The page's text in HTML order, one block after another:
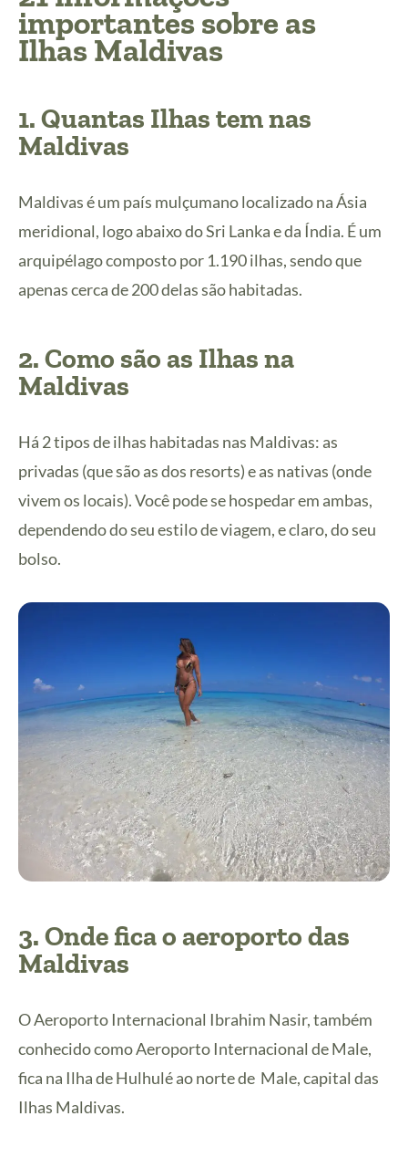
importantes sobre as
Ilhas Maldivas
1. Quantas Ilhas tem nas
Maldivas
Maldivas é um país mulçumano localizado na Ásia
meridional, logo abaixo do Sri Lanka e da Índia. É um
arquipélago composto por 1.190 ilhas, sendo que
apenas cerca de 200 delas são habitadas.
2. Como são as Ilhas na
Maldivas
Há 2 tipos de ilhas habitadas nas Maldivas: as
privadas (que são as dos resorts) e as nativas (onde
vivem os locais). Você pode se hospedar em ambas,
dependendo do seu estilo de viagem, e claro, do seu
bolso.
3. Onde fica o aeroporto das
Maldivas
O Aeroporto Internacional Ibrahim Nasir, também
conhecido como Aeroporto Internacional de Male,
fica na Ilha de Hulhulé ao norte de Male, capital das
Ilhas Maldivas.